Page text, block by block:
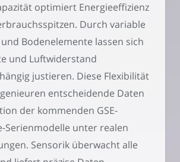
optimiert Energieeffizienz
Durch variable
Bodenelemente lassen sich
und Luftwiderstand
justieren. Diese Flexibilität
entscheidende Daten
der kommenden GSE-
Serienmodelle unter realen
Sensorik überwacht alle